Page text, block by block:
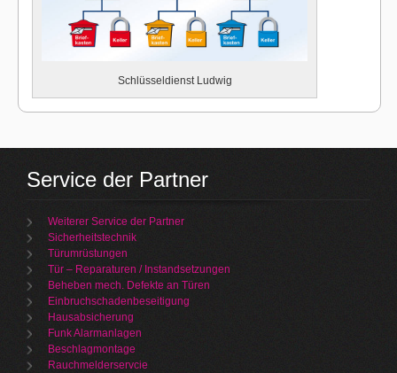
Schlüsseldienst Ludwig
Service der Partner
Weiterer Service der Partner
Sicherheitstechnik
Türumrüstungen
Tür – Reparaturen / Instandsetzungen
Beheben mech. Defekte an Türen
Einbruchschadenbeseitigung
Hausabsicherung
Funk Alarmanlagen
Beschlagmontage
Rauchmelderservcie